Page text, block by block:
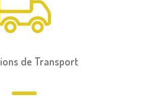
de Transport